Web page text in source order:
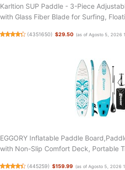
Karltion SUP Paddle - 3-Piece
with Glass Fiber Blade for Surfing,
(4351650) $29.50 (as of Agosto 5, 2026
EGGORY Inflatable Paddle
with Non-Slip Comfort Deck, Portable
(445259) $159.99 (as of Agosto 5, 2026